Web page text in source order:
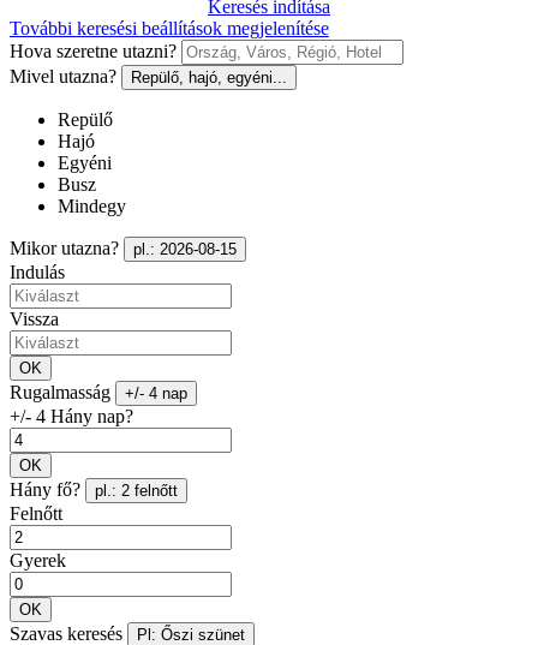
Keresés indítása
További keresési beállítások megjelenítése
Hova szeretne utazni?
Mivel utazna?
Repülő, hajó, egyéni...
Repülő
Hajó
Egyéni
Busz
Mindegy
Mikor utazna? pl.: 2026-08-15
Indulás
Vissza
OK
Rugalmasság +/- 4 nap
+/- 4 Hány nap?
OK
Hány fő? pl.: 2 felnőtt
Felnőtt
Gyerek
OK
Szavas keresés Pl: Őszi szünet